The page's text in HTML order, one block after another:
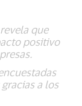
que
positivo
a los